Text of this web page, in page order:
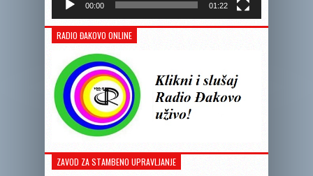
00:00 01:22
RADIO ĐAKOVO ONLINE
ZAVOD ZA STAMBENO UPRAVLJANJE